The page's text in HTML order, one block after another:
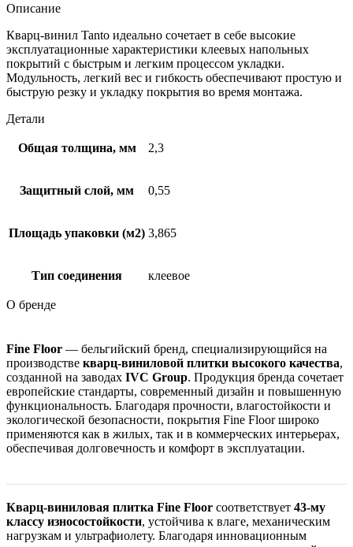
Описание
Кварц-винил Tanto идеально сочетает в себе высокие
эксплуатационные характеристики клеевых напольных
покрытий с быстрым и легким процессом укладки.
Модульность, легкий вес и гибкость обеспечивают простую и
быструю резку и укладку покрытия во время монтажа.
Детали
Общая толщина, мм 2,3
Защитный слой, мм 0,55
Площадь упаковки (м2) 3,865
Тип соединения клеевое
О бренде
Fine Floor — бельгийский бренд, специализирующийся на
производстве кварц-виниловой плитки высокого качества,
созданной на заводах IVC Group. Продукция бренда сочетает
европейские стандарты, современный дизайн и повышенную
функциональность. Благодаря прочности, влагостойкости и
экологической безопасности, покрытия Fine Floor широко
применяются как в жилых, так и в коммерческих интерьерах,
обеспечивая долговечность и комфорт в эксплуатации.
Кварц-виниловая плитка Fine Floor соответствует 43-му
классу износостойкости, устойчива к влаге, механическим
нагрузкам и ультрафиолету. Благодаря инновационным